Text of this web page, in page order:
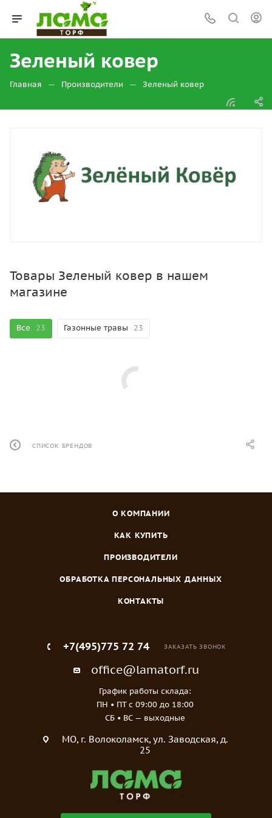
Зеленый ковер
Главная — Производители — Зеленый ковер
Товары Зеленый ковер в нашем
магазине
Все 23 Газонные травы 23
СПИСОК БРЕНДОВ
О КОМПАНИИ
КАК КУПИТЬ
ПРОИЗВОДИТЕЛИ
ОБРАБОТКА ПЕРСОНАЛЬНЫХ ДАННЫХ
КОНТАКТЫ
+7(495)775 72 74 ЗАКАЗАТЬ ЗВОНОК
office@lamatorf.ru
График работы склада:
ПН • ПТ c 09:00 до 18:00
СБ • ВС — выходные
МO, г. Волоколамск, ул. Заводская, д.
25